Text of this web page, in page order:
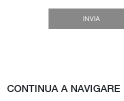
INVIA
CONTINUA A NAVIGARE